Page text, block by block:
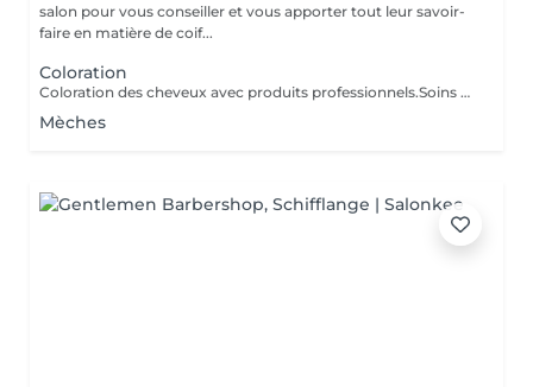
salon pour vous conseiller et vous apporter tout leur savoir-
faire en matière de coif...
Coloration
Coloration des cheveux avec produits professionnels.Soins du cheveux pre et post coloration.
Mèches